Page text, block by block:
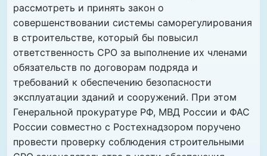
рассмотреть и принять закон о
совершенствовании системы саморегулирования
в строительстве, который бы повысил
ответственность СРО за выполнение их членами
обязательств по договорам подряда и
требований к обеспечению безопасности
эксплуатации зданий и сооружений. При этом
Генеральной прокуратуре РФ, МВД России и ФАС
России совместно с Ростехнадзором поручено
провести проверку соблюдения строительными